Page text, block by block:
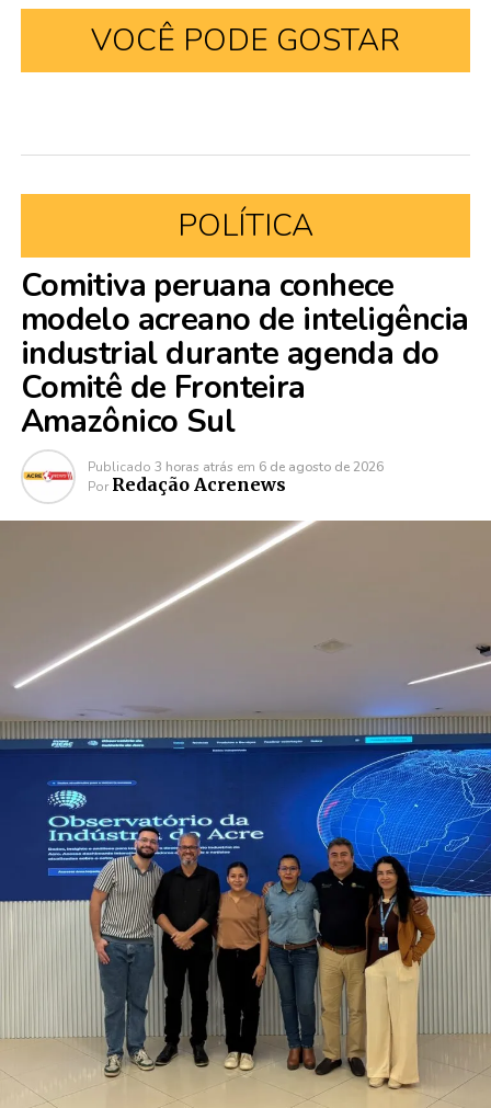
VOCÊ PODE GOSTAR
POLÍTICA
Comitiva peruana conhece
modelo acreano de inteligência
industrial durante agenda do
Comitê de Fronteira
Amazônico Sul
Publicado 3 horas atrás em 6 de agosto de 2026
Por Redação Acrenews